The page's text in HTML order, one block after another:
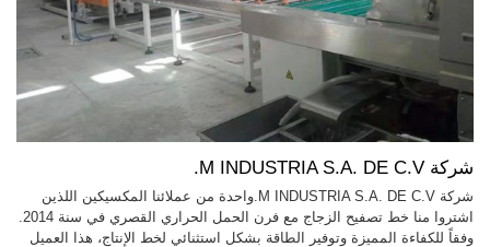
شركة M INDUSTRIA S.A. DE C.V.
شركة M INDUSTRIA S.A. DE C.V.واحدة من عملائنا المكسيكين اللذين
اشتروا منا خط تصفيح الزجاج مع فرن الحمل الحراري القصري في سنة 2014.
وفقاً للكفاءة المميزة وتوفير الطاقة بشكل استثنائي لخط الإنتاج، هذا العميل